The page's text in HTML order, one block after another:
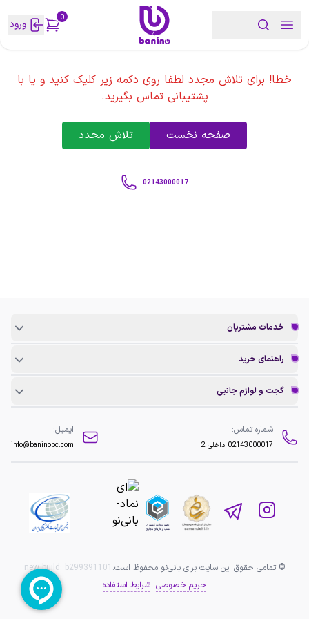
0 ورود
خطا! برای تلاش مجدد لطفا روی دکمه زیر کلیک کنید و یا با
پشتیبانی تماس بگیرید.
صفحه نخست تلاش مجدد
02143000017
خدمات مشتریان
راهنمای خرید
گجت و لوازم جانبی
شماره تماس:
02143000017 داخلی 2
ایمیل:
info@baninopc.com
© تمامی حقوق این سایت برای بانی‌نو محفوظ است. new build: b299391101
حریم خصوصی شرایط استفاده